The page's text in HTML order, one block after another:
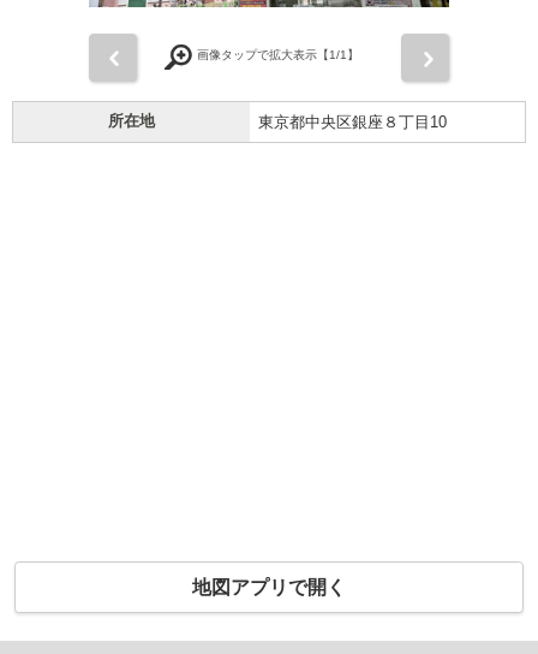
画像タップで拡大表示【1/1】
所在地 東京都中央区銀座８丁目10
地図アプリで開く